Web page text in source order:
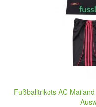
Fußballtrikots AC